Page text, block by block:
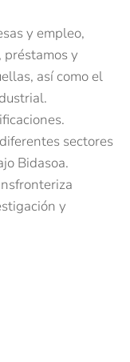
y empleo,
préstamos y
así como el
sectores
Bidasoa.
y